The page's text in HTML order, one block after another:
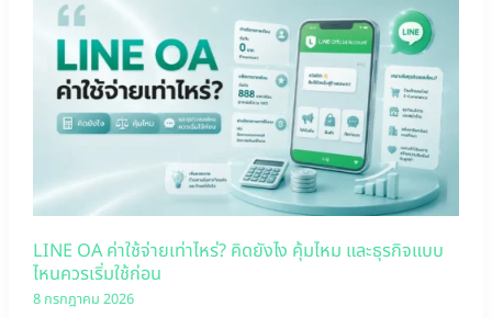
LINE OA ค่าใช้จ่ายเท่าไหร่? คิดยังไง คุ้มไหม และธุรกิจแบบ
ไหนควรเริ่มใช้ก่อน
8 กรกฎาคม 2026